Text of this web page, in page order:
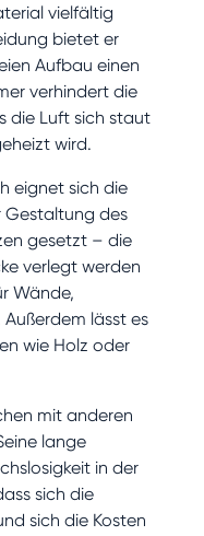
vielfältig
bietet er
Aufbau einen
verhindert die
die Luft sich staut
wird.
eignet sich die
Gestaltung des
gesetzt – die
verlegt werden
Wände,
lässt es
wie Holz oder
mit anderen
lange
in der
sich die
sich die Kosten